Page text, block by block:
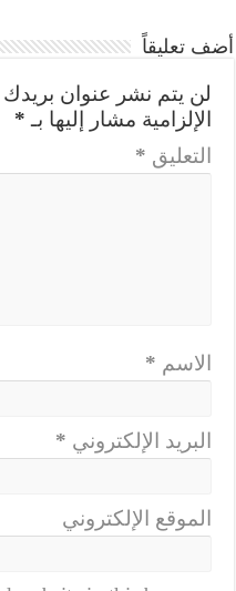
أضف تعليقاً
لن يتم نشر عنوان بريدك
الإلزامية مشار إليها بـ *
التعليق *
الاسم *
البريد الإلكتروني *
الموقع الإلكتروني